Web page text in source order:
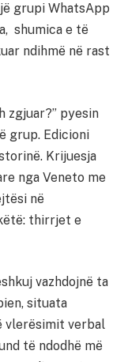
grupi WhatsApp
shumica e të
ndihmë në rast
zgjuar?” pyesin
grup. Edicioni
Krijuesja
nga Veneto me
në
thirrjet e
vazhdojnë ta
situata
vlerësimit verbal
të ndodhë më